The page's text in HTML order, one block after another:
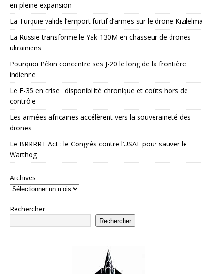
en pleine expansion
La Turquie valide l’emport furtif d’armes sur le drone Kızılelma
La Russie transforme le Yak-130M en chasseur de drones
ukrainiens
Pourquoi Pékin concentre ses J-20 le long de la frontière
indienne
Le F-35 en crise : disponibilité chronique et coûts hors de
contrôle
Les armées africaines accélèrent vers la souveraineté des
drones
Le BRRRRT Act : le Congrès contre l’USAF pour sauver le
Warthog
Archives
Rechercher
Rechercher